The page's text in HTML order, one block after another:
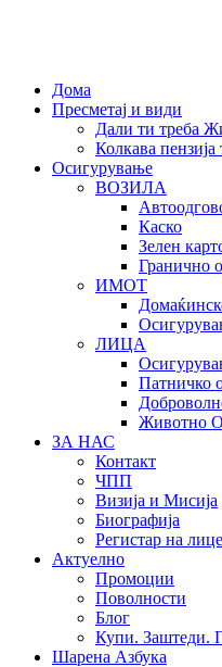
Дома
Пресметај и види
Дали ти треба
Колкава пензија
Осигурување
ВОЗИЛА
Каско
Зелен
Гранично
ИМОТ
ЛИЦА
Патничко
Животно
ЗА НАС
Контакт
ЧПП
Визија и Мисија
Биографија
Регистар на
Актуелно
Промоции
Поволности
Блог
Купи. Заштеди.
Шарена Азбука